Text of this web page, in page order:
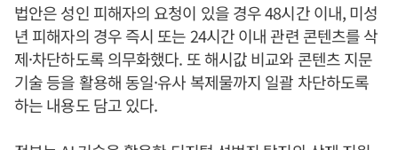
법안은 성인 피해자의 요청이 있을 경우 48시간 이내, 미성
년 피해자의 경우 즉시 또는 24시간 이내 관련 콘텐츠를 삭
제·차단하도록 의무화했다. 또 해시값 비교와 콘텐츠 지문
기술 등을 활용해 동일·유사 복제물까지 일괄 차단하도록
하는 내용도 담고 있다.